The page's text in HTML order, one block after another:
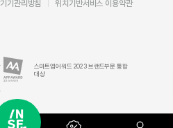
기관리방침
위치기반서비스 이용약관
스마트앱어워드 2023 브랜드부문 통합
대상